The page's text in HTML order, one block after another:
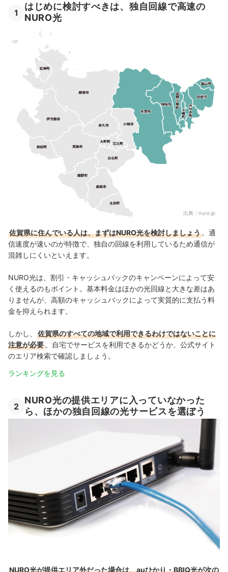
1
はじめに検討すべきは、独自回線で高速の
NURO光
出典： nuro.jp
佐賀県に住んでいる人は、まずはNURO光を検討しましょう 。通
信速度が速いのが特徴で、独自の回線を利用しているため通信が
混雑しにくいといえます。
NURO光は、割引・キャッシュバックのキャンペーンによって安
く使えるのもポイント。基本料金はほかの光回線と大きな差はあ
りませんが、高額のキャッシュバックによって実質的に支払う料
金を抑えられます。
しかし、
佐賀県のすべての地域で利用できるわけではないことに
注意が必要 。自宅でサービスを利用できるかどうか、公式サイト
のエリア検索で確認しましょう。
ランキングを見る
2
NURO光の提供エリアに入っていなかった
ら、ほかの独自回線の光サービスを選ぼう
NURO光が提供エリア外だった場合は、auひかり・BBIQ光が次の